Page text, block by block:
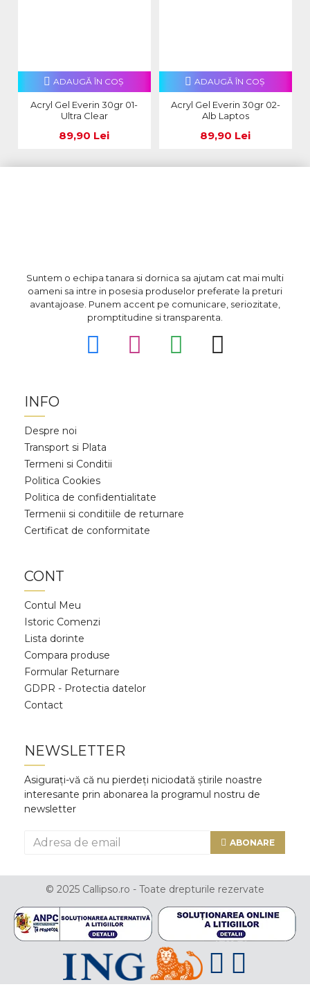
Acryl Gel Everin 30gr 01-
Ultra Clear
89,90 Lei
ADAUGĂ ÎN COŞ
Acryl Gel Everin 30gr 02-
Alb Laptos
89,90 Lei
ADAUGĂ ÎN COŞ
Suntem o echipa tanara si dornica sa ajutam cat mai multi
oameni sa intre in posesia produselor preferate la preturi
avantajoase. Punem accent pe comunicare, seriozitate,
promptitudine si transparenta.
INFO
Despre noi
Transport si Plata
Termeni si Conditii
Politica Cookies
Politica de confidentialitate
Termenii si conditiile de returnare
Certificat de conformitate
CONT
Contul Meu
Istoric Comenzi
Lista dorinte
Compara produse
Formular Returnare
GDPR - Protectia datelor
Contact
NEWSLETTER
Asigurați-vă că nu pierdeți niciodată știrile noastre
interesante prin abonarea la programul nostru de
newsletter
ABONARE
© 2025 Callipso.ro - Toate drepturile rezervate